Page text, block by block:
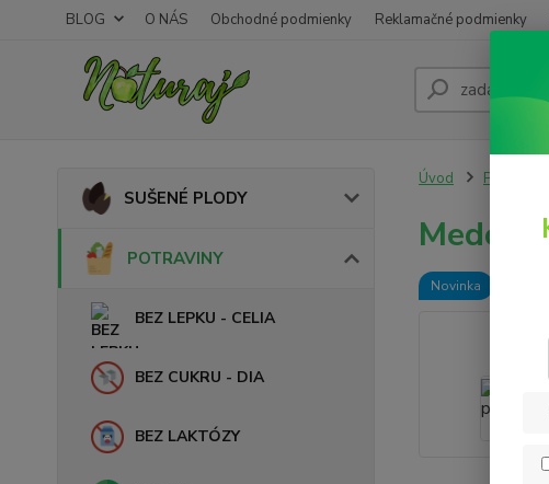
BLOG O NÁS Obchodné podmienky Reklamačné podmienky
SUŠENÉ PLODY
POTRAVINY
BEZ LEPKU - CELIA
BEZ CUKRU - DIA
BEZ LAKTÓZY
Úvod
Novinka